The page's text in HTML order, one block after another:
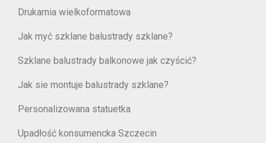
Drukarnia wielkoformatowa
Jak myć szklane balustrady szklane?
Szklane balustrady balkonowe jak czyścić?
Jak sie montuje balustrady szklane?
Personalizowana statuetka
Upadłość konsumencka Szczecin